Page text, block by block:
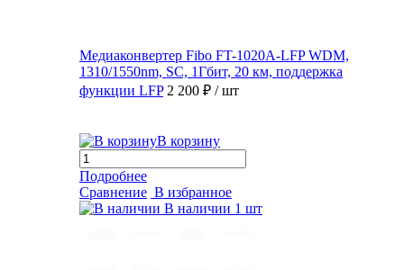
Медиаконвертер Fibo FT-1020A-LFP WDM,
1310/1550nm, SC, 1Гбит, 20 км, поддержка
функции LFP 2 200 ₽ / шт
В корзину
Подробнее
Сравнение В избранное
В наличии 1 шт